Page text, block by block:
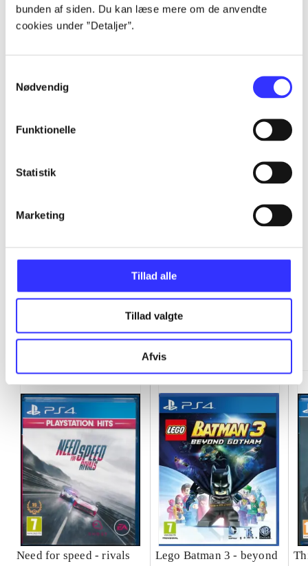
bunden af siden. Du kan læse mere om de anvendte
cookies under ”Detaljer”.
Nødvendig
Funktionelle
Statistik
Marketing
Tillad alle
Tillad valgte
Afvis
Alle registrerede artikler fordelt på udgivelser
Minder om
Need for speed - rivals
Lego Batman 3 - beyond